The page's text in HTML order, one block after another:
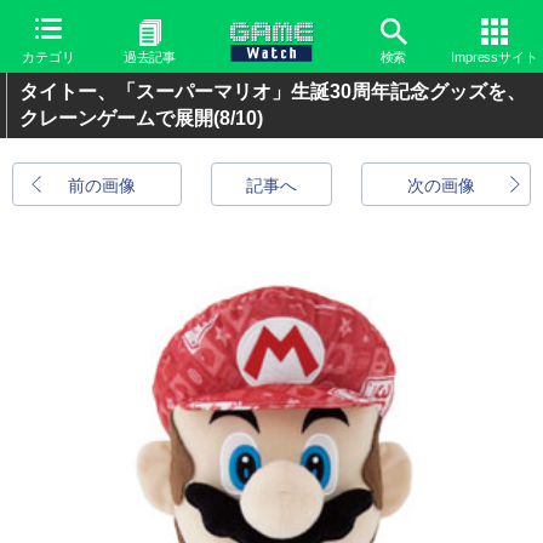
カテゴリ 過去記事 検索 Impressサイト
タイトー、「スーパーマリオ」生誕30周年記念グッズを、
クレーンゲームで展開(8/10)
前の画像 次の画像
記事へ